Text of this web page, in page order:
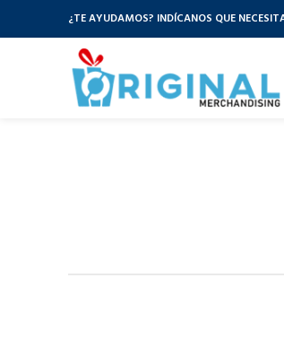
¿TE AYUDAMOS? INDÍCANOS QUE